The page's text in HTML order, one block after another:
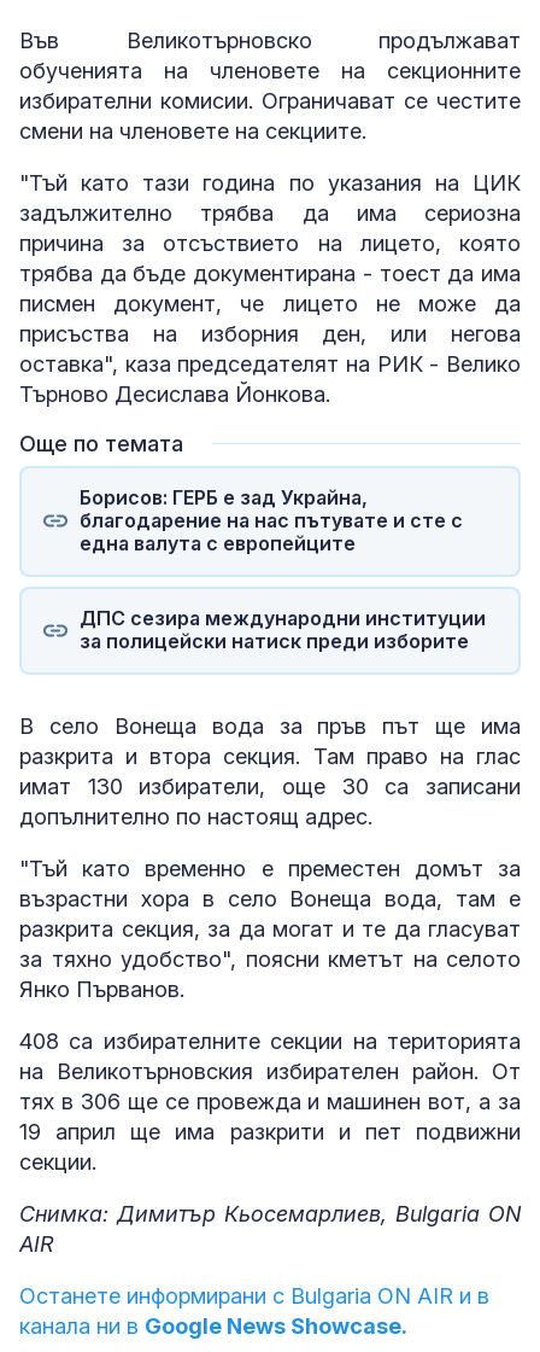
Във Великотърновско продължават
обученията на членовете на секционните
избирателни комисии. Ограничават се честите
смени на членовете на секциите.
"Тъй като тази година по указания на ЦИК
задължително трябва да има сериозна
причина за отсъствието на лицето, която
трябва да бъде документирана - тоест да има
писмен документ, че лицето не може да
присъства на изборния ден, или негова
оставка", каза председателят на РИК - Велико
Търново Десислава Йонкова.
Още по темата
Борисов: ГЕРБ е зад Украйна,
благодарение на нас пътувате и сте с
една валута с европейците
ДПС сезира международни институции
за полицейски натиск преди изборите
В село Вонеща вода за пръв път ще има
разкрита и втора секция. Там право на глас
имат 130 избиратели, още 30 са записани
допълнително по настоящ адрес.
"Тъй като временно е преместен домът за
възрастни хора в село Вонеща вода, там е
разкрита секция, за да могат и те да гласуват
за тяхно удобство", поясни кметът на селото
Янко Първанов.
408 са избирателните секции на територията
на Великотърновския избирателен район. От
тях в 306 ще се провежда и машинен вот, а за
19 април ще има разкрити и пет подвижни
секции.
Снимка: Димитър Кьосемарлиев, Bulgaria ON
AIR
Останете информирани с Bulgaria ON AIR и в
канала ни в Google News Showcase.